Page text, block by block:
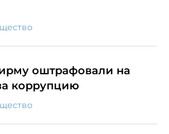
оштрафовали на
коррупцию